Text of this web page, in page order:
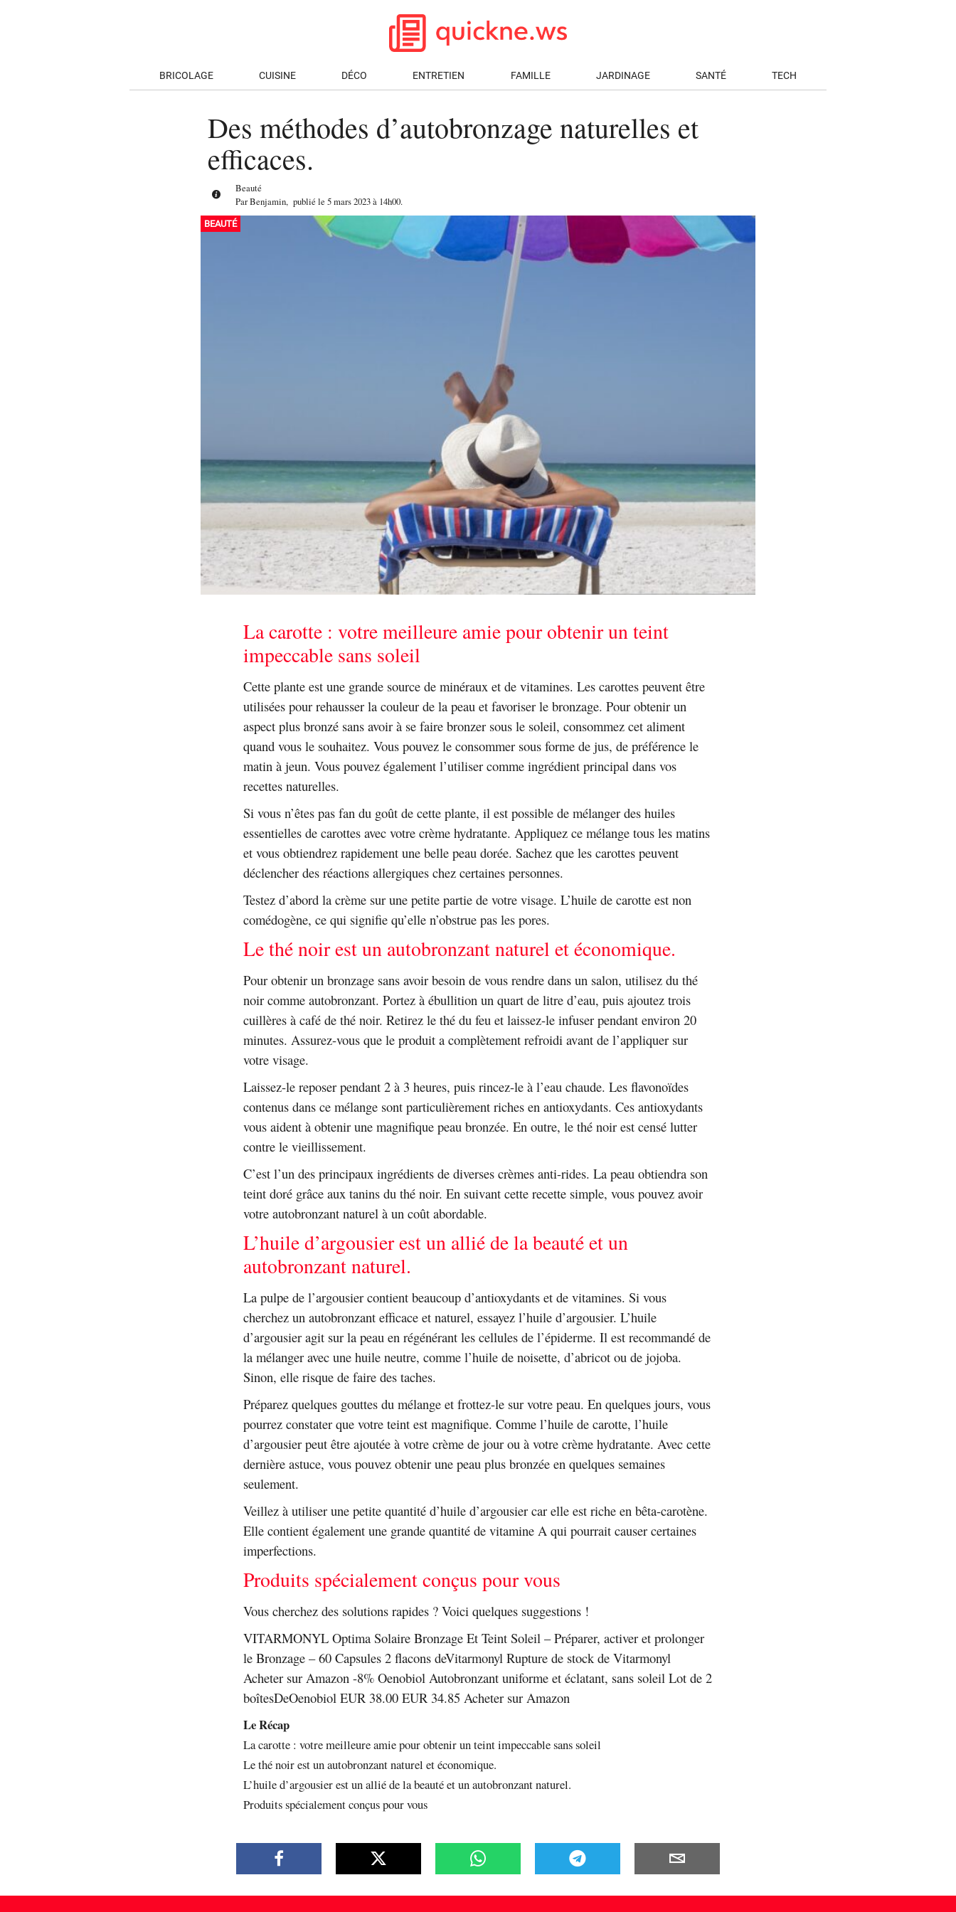
BRICOLAGE CUISINE DÉCO ENTRETIEN FAMILLE JARDINAGE SANTÉ TECH
Des méthodes d’autobronzage naturelles et
efficaces.
Beauté
ParBenjamin, publié le 5 mars 2023à 14h00.
BEAUTÉ
La carotte : votre meilleure amie pour obtenir un teint
impeccable sans soleil
Cette plante est une grande source de minéraux et de vitamines. Les carottes peuvent être
utilisées pour rehausser la couleur de la peau et favoriser le bronzage. Pour obtenir un
aspect plus bronzé sans avoir à se faire bronzer sous le soleil, consommez cet aliment
quand vous le souhaitez. Vous pouvez le consommer sous forme de jus, de préférence le
matin à jeun. Vous pouvez également l’utiliser comme ingrédient principal dans vos
recettes naturelles.
Si vous n’êtes pas fan du goût de cette plante, il est possible de mélanger des huiles
essentielles de carottes avec votre crème hydratante. Appliquez ce mélange tous les matins
et vous obtiendrez rapidement une belle peau dorée. Sachez que les carottes peuvent
déclencher des réactions allergiques chez certaines personnes.
Testez d’abord la crème sur une petite partie de votre visage. L’huile de carotte est non
comédogène, ce qui signifie qu’elle n’obstrue pas les pores.
Le thé noir est un autobronzant naturel et économique.
Pour obtenir un bronzage sans avoir besoin de vous rendre dans un salon, utilisez du thé
noir comme autobronzant. Portez à ébullition un quart de litre d’eau, puis ajoutez trois
cuillères à café de thé noir. Retirez le thé du feu et laissez-le infuser pendant environ 20
minutes. Assurez-vous que le produit a complètement refroidi avant de l’appliquer sur
votre visage.
Laissez-le reposer pendant 2 à 3 heures, puis rincez-le à l’eau chaude. Les flavonoïdes
contenus dans ce mélange sont particulièrement riches en antioxydants. Ces antioxydants
vous aident à obtenir une magnifique peau bronzée. En outre, le thé noir est censé lutter
contre le vieillissement.
C’est l’un des principaux ingrédients de diverses crèmes anti-rides. La peau obtiendra son
teint doré grâce aux tanins du thé noir. En suivant cette recette simple, vous pouvez avoir
votre autobronzant naturel à un coût abordable.
L’huile d’argousier est un allié de la beauté et un
autobronzant naturel.
La pulpe de l’argousier contient beaucoup d’antioxydants et de vitamines. Si vous
cherchez un autobronzant efficace et naturel, essayez l’huile d’argousier. L’huile
d’argousier agit sur la peau en régénérant les cellules de l’épiderme. Il est recommandé de
la mélanger avec une huile neutre, comme l’huile de noisette, d’abricot ou de jojoba.
Sinon, elle risque de faire des taches.
Préparez quelques gouttes du mélange et frottez-le sur votre peau. En quelques jours, vous
pourrez constater que votre teint est magnifique. Comme l’huile de carotte, l’huile
d’argousier peut être ajoutée à votre crème de jour ou à votre crème hydratante. Avec cette
dernière astuce, vous pouvez obtenir une peau plus bronzée en quelques semaines
seulement.
Veillez à utiliser une petite quantité d’huile d’argousier car elle est riche en bêta-carotène.
Elle contient également une grande quantité de vitamine A qui pourrait causer certaines
imperfections.
Produits spécialement conçus pour vous
Vous cherchez des solutions rapides ? Voici quelques suggestions !
VITARMONYL Optima Solaire Bronzage Et Teint Soleil – Préparer, activer et prolonger
le Bronzage – 60 Capsules 2 flacons deVitarmonyl Rupture de stock de Vitarmonyl
Acheter sur Amazon -8% Oenobiol Autobronzant uniforme et éclatant, sans soleil Lot de 2
boîtesDeOenobiol EUR 38.00 EUR 34.85 Acheter sur Amazon
Le Récap
La carotte : votre meilleure amie pour obtenir un teint impeccable sans soleil
Le thé noir est un autobronzant naturel et économique.
L’huile d’argousier est un allié de la beauté et un autobronzant naturel.
Produits spécialement conçus pour vous